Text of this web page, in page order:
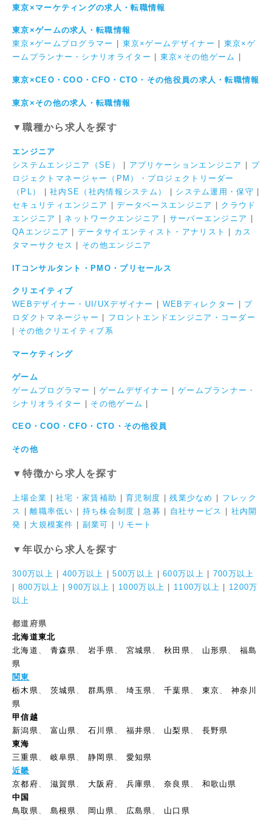
東京×マーケティングの求人・転職情報
東京×ゲームの求人・転職情報
東京×ゲームプログラマー
東京×ゲームデザイナー
東京×ゲ
ームプランナー・シナリオライター
東京×その他ゲーム
東京×CEO・COO・CFO・CTO・その他役員の求人・転職情報
東京×その他の求人・転職情報
▼職種から求人を探す
エンジニア
システムエンジニア（SE）
アプリケーションエンジニア
プ
ロジェクトマネージャー（PM）・プロジェクトリーダー
（PL）
|社内SE（社内情報システム） システム運用・保守
セキュリティエンジニア
|データベースエンジニア
クラウド
エンジニア
ネットワークエンジニア サーバーエンジニア
QAエンジニア
|データサイエンティスト・アナリスト
カス
タマーサクセス
その他エンジニア
ITコンサルタント・PMO・プリセールス
クリエイティブ
WEBデザイナー・UI/UXデザイナー
WEBディレクター
プ
ロダクトマネージャー
フロントエンドエンジニア・コーダー
その他クリエイティブ系
マーケティング
ゲーム
ゲームプログラマー | ゲームデザイナー | ゲームプランナー・
シナリオライター | その他ゲーム |
CEO・COO・CFO・CTO・その他役員
その他
▼特徴から求人を探す
上場企業 |社宅・家賃補助 |育児制度 |残業少なめ
フレック
ス
|離職率低い 持ち株会制度 |急募 自社サービス
社内開
発
大規模案件 副業可 リモート
▼年収から求人を探す
300万以上 400万以上 |500万以上 |600万以上
700万以上
800万以上 |900万以上 1000万以上 1100万以上
1200万
以上
都道府県
北海道東北
北海道
青森県 、岩手県 宮城県 、秋田県 山形県 、福島
県
関東
栃木県
茨城県 、群馬県 埼玉県 、千葉県 東京
神奈川
県
甲信越
新潟県
富山県 、石川県 福井県 山梨県
長野県
東海
三重県
岐阜県 、静岡県
愛知県
近畿
京都府
滋賀県 大阪府 兵庫県 、奈良県
和歌山県
中国
鳥取県
島根県 岡山県 広島県
山口県